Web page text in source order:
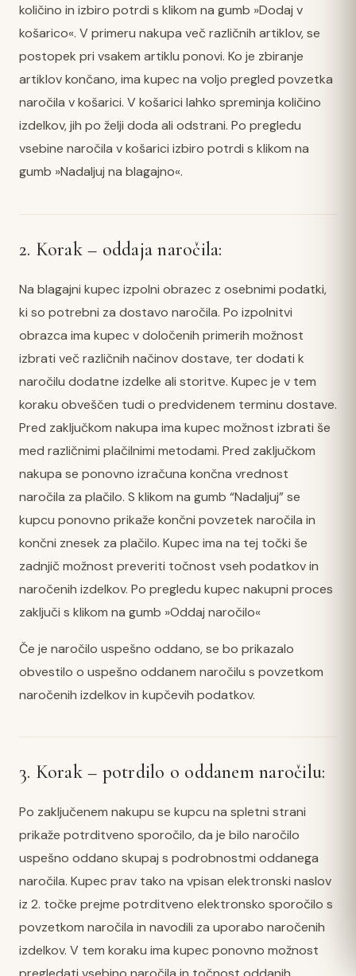
količino in izbiro potrdi s klikom na gumb »Dodaj v
košarico«. V primeru nakupa več različnih artiklov, se
postopek pri vsakem artiklu ponovi. Ko je zbiranje
artiklov končano, ima kupec na voljo pregled povzetka
naročila v košarici. V košarici lahko spreminja količino
izdelkov, jih po želji doda ali odstrani. Po pregledu
vsebine naročila v košarici izbiro potrdi s klikom na
gumb »Nadaljuj na blagajno«.
2. Korak – oddaja naročila:
Na blagajni kupec izpolni obrazec z osebnimi podatki,
ki so potrebni za dostavo naročila. Po izpolnitvi
obrazca ima kupec v določenih primerih možnost
izbrati več različnih načinov dostave, ter dodati k
naročilu dodatne izdelke ali storitve. Kupec je v tem
koraku obveščen tudi o predvidenem terminu dostave.
Pred zaključkom nakupa ima kupec možnost izbrati še
med različnimi plačilnimi metodami. Pred zaključkom
nakupa se ponovno izračuna končna vrednost
naročila za plačilo. S klikom na gumb “Nadaljuj” se
kupcu ponovno prikaže končni povzetek naročila in
končni znesek za plačilo. Kupec ima na tej točki še
zadnjič možnost preveriti točnost vseh podatkov in
naročenih izdelkov. Po pregledu kupec nakupni proces
zaključi s klikom na gumb »Oddaj naročilo«
Če je naročilo uspešno oddano, se bo prikazalo
obvestilo o uspešno oddanem naročilu s povzetkom
naročenih izdelkov in kupčevih podatkov.
3. Korak – potrdilo o oddanem naročilu:
Po zaključenem nakupu se kupcu na spletni strani
prikaže potrditveno sporočilo, da je bilo naročilo
uspešno oddano skupaj s podrobnostmi oddanega
naročila. Kupec prav tako na vpisan elektronski naslov
iz 2. točke prejme potrditveno elektronsko sporočilo s
povzetkom naročila in navodili za uporabo naročenih
izdelkov. V tem koraku ima kupec ponovno možnost